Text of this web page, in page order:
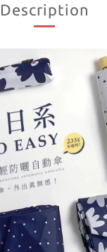
Description